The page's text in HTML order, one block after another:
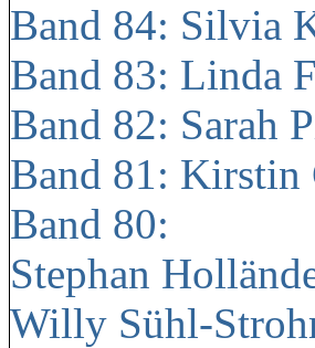
Band 84: Silvia
Band 83: Linda
Band 82: Sarah
Band 81: Kirstin
Band 80:
Stephan
Willy Sühl-